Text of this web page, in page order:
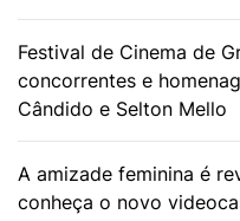
Festival de Cinema de
concorrentes e
Cândido e Selton Mello
A amizade feminina é
conheça o novo